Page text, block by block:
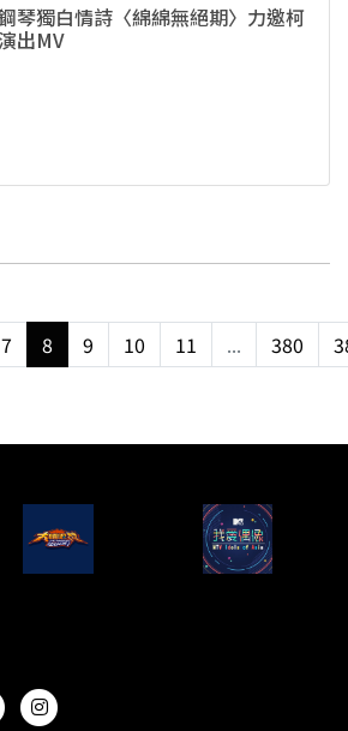
琴獨白情詩〈綿綿無絕期〉力邀柯
出MV
7 8 9 10 11 ... 380